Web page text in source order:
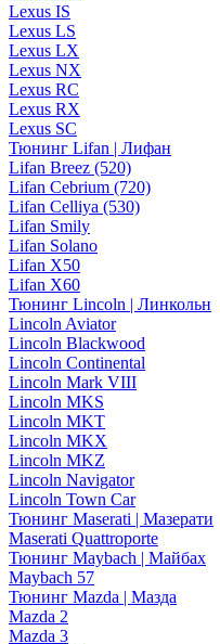
Lexus IS
Lexus LS
Lexus LX
Lexus NX
Lexus RC
Lexus RX
Lexus SC
Тюнинг Lifan | Лифан
Lifan Breez (520)
Lifan Cebrium (720)
Lifan Celliya (530)
Lifan Smily
Lifan Solano
Lifan X50
Lifan X60
Тюнинг Lincoln | Линкольн
Lincoln Aviator
Lincoln Blackwood
Lincoln Continental
Lincoln Mark VIII
Lincoln MKS
Lincoln MKT
Lincoln MKX
Lincoln MKZ
Lincoln Navigator
Lincoln Town Car
Тюнинг Maserati | Мазерати
Maserati Quattroporte
Тюнинг Maybach | Майбах
Maybach 57
Тюнинг Mazda | Мазда
Mazda 2
Mazda 3